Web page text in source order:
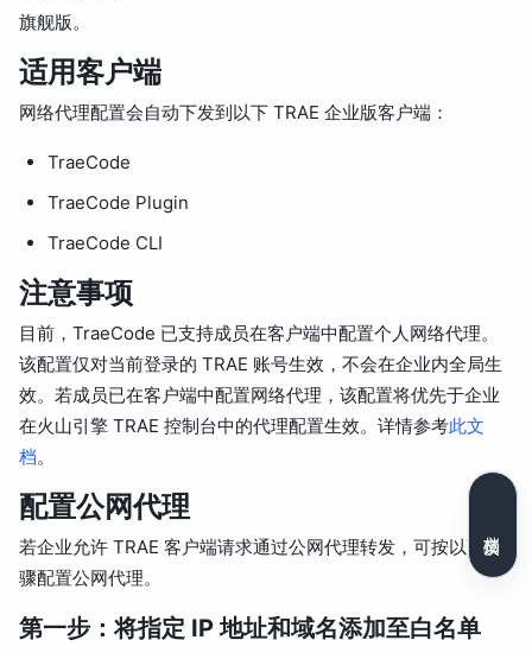
旗舰版。
适用客户端
网络代理配置会自动下发到以下 TRAE 企业版客户端：
TraeCode
TraeCode Plugin
TraeCode CLI
注意事项
目前，TraeCode 已支持成员在客户端中配置个人网络代理。
该配置仅对当前登录的 TRAE 账号生效，不会在企业内全局生
效。若成员已在客户端中配置网络代理，该配置将优先于企业
在火山引擎 TRAE 控制台中的代理配置生效。详情参考此文
档。
配置公网代理
若企业允许 TRAE 客户端请求通过公网代理转发，可按以下步
骤配置公网代理。
第一步：将指定 IP 地址和域名添加至白名单